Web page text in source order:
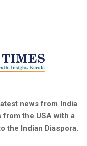
news from India
the USA with a
the Indian Diaspora.